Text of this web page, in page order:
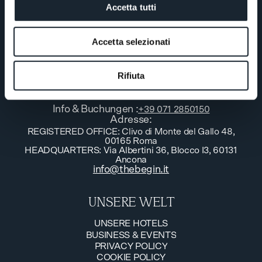
Accetta tutti
Accetta selezionati
Rifiuta
unterschiedlichen Persönlichkeiten. Faszinierende
Welten in italienischen Destinationen, die man
langsam erleben sollte.
MELDEN SIE SICH BEI UNS
Info & Buchungen :+39 071 2850150
Adresse:
REGISTERED OFFICE: Clivo di Monte del Gallo 48,
00165 Roma
HEADQUARTERS: Via Albertini 36, Blocco I3, 60131
Ancona
info@thebegin.it
UNSERE WELT
UNSERE HOTELS
UNSERE HOTELS
BUSINESS & EVENTS
BUSINESS & EVENTS
PRIVACY POLICY
PRIVACY POLICY
COOKIE POLICY